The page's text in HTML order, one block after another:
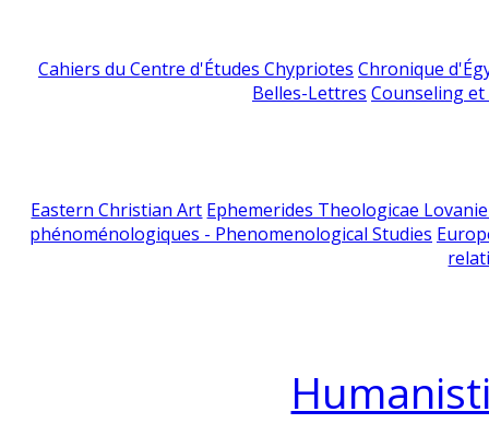
Cahiers du Centre d'Études Chypriotes Chronique
Belles-Lettres Counseling
Eastern Christian Art Ephemerides Theologicae
phénoménologiques - Phenomenological Studies